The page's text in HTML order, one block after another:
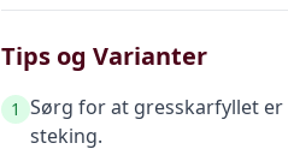
Tips og Varianter
1 Sørg for at gresskarfyllet
steking.